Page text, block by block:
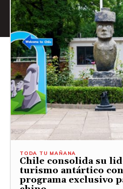
TODA TU MAÑANA
Chile consolida su
turismo antártico
programa exclusivo